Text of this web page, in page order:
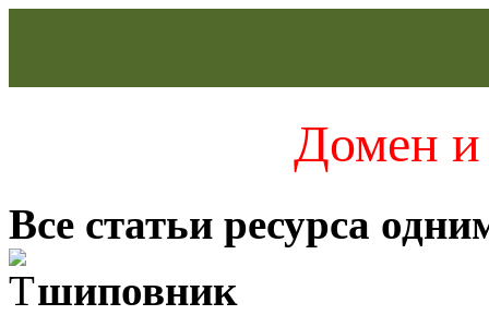
Домен и
Все статьи ресурса
шиповник